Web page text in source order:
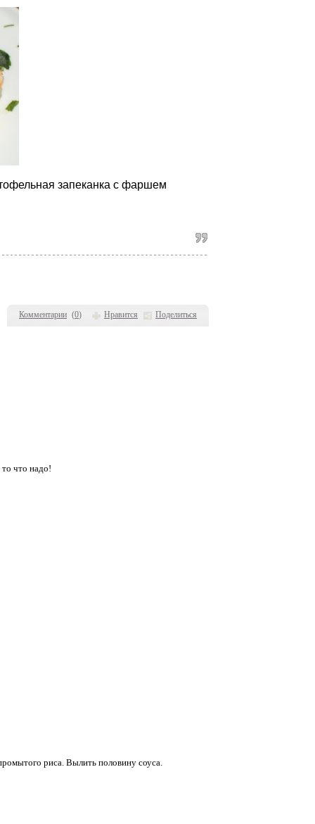
Комментарии (0) Нравится Поделиться
что надо!
риса. Вылить половину соуса.